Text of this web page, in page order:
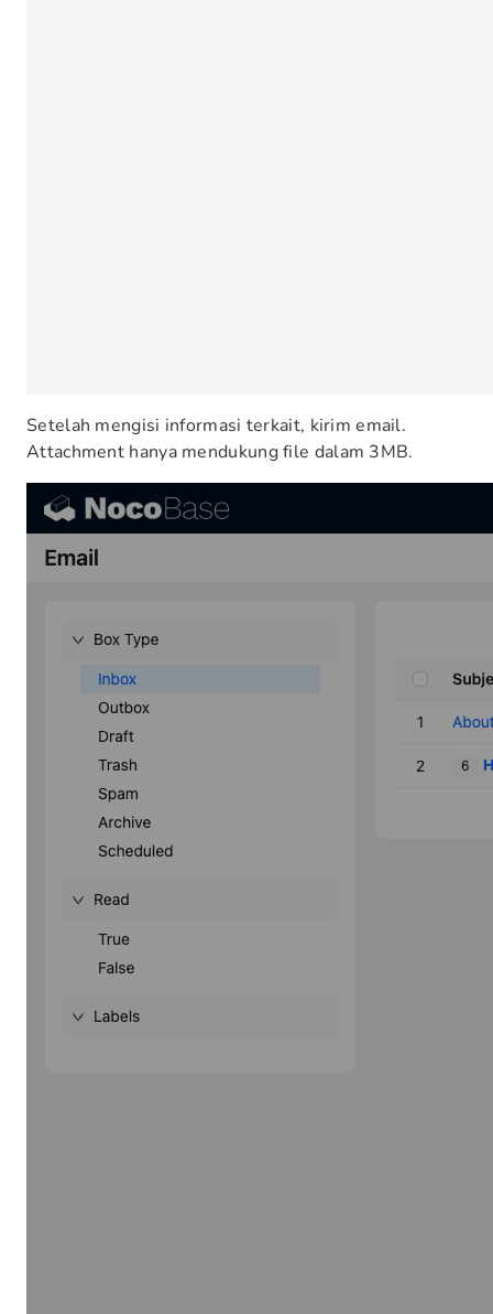
Setelah mengisi informasi terkait, kirim email.
Attachment hanya mendukung file dalam 3MB.